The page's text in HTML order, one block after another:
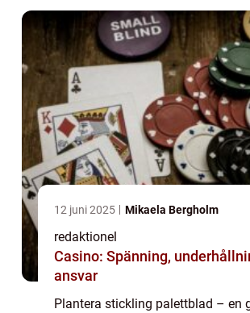
12 juni 2025 Mikaela Bergholm
redaktionel
Casino: Spänning,
ansvar
Plantera stickling palettblad – en